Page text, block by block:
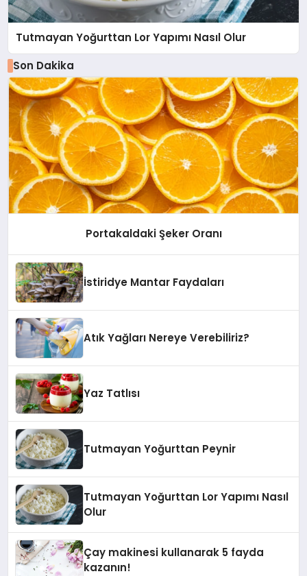
Tutmayan Yoğurttan Lor Yapımı Nasıl Olur
Son Dakika
Portakaldaki Şeker Oranı
İstiridye Mantar Faydaları
Atık Yağları Nereye Verebiliriz?
Yaz Tatlısı
Tutmayan Yoğurttan Peynir
Tutmayan Yoğurttan Lor Yapımı Nasıl
Olur
Çay makinesi kullanarak 5 fayda
kazanın!